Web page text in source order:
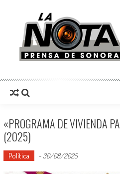
La Nota Prensa De
«PROGRAMA DE VIVIENDA
(2025)
Política - 30/08/2025